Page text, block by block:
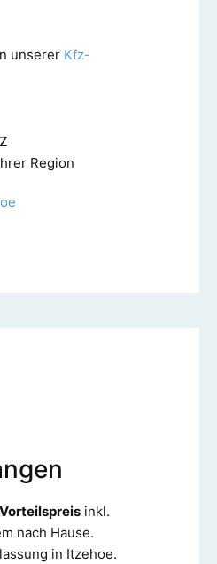
unserer Kfz-
Region
inkl.
nach Hause.
in Itzehoe.